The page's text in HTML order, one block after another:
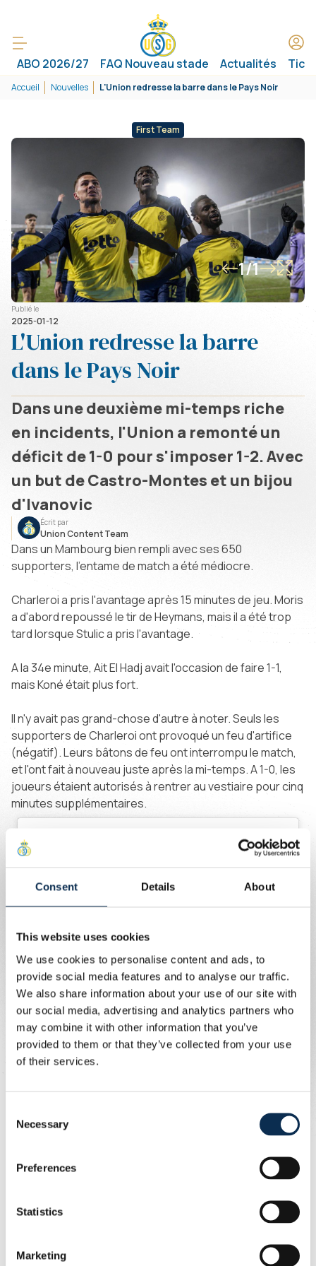
Consent Details About
This website uses cookies
We use cookies to personalise content and ads, to
provide social media features and to analyse our traffic.
We also share information about your use of our site with
our social media, advertising and analytics partners who
may combine it with other information that you’ve
provided to them or that they’ve collected from your use
of their services.
Selection
Necessary
Preferences
Statistics
Marketing
ABO 2026/27 FAQ Nouveau stade Actualités
Accueil Nouvelles L'Union redresse la barre dans le Pays Noir
First Team
1/1
Publié le
2025-01-12
L'Union redresse la barre
dans le Pays Noir
Dans une deuxième mi-temps riche
en incidents, l'Union a remonté un
déficit de 1-0 pour s'imposer 1-2. Avec
un but de Castro-Montes et un bijou
d'Ivanovic
Écrit par
Union Content Team
Dans un Mambourg bien rempli avec ses 650
supporters, l'entame de match a été médiocre.
Charleroi a pris l'avantage après 15 minutes de jeu. Moris
a d'abord repoussé le tir de Heymans, mais il a été trop
tard lorsque Stulic a pris l'avantage.
A la 34e minute, Ait El Hadj avait l'occasion de faire 1-1,
mais Koné était plus fort.
Il n'y avait pas grand-chose d'autre à noter. Seuls les
supporters de Charleroi ont provoqué un feu d'artifice
(négatif). Leurs bâtons de feu ont interrompu le match,
et l'ont fait à nouveau juste après la mi-temps. A 1-0, les
joueurs étaient autorisés à rentrer au vestiaire pour cinq
minutes supplémentaires.
Dit bericht op Instagram bekijken
Een bericht gedeeld door Royale Union Saint-Gilloise (@rusg.brussels)
vanovic et Sykes sont les premiers à se mettre en
évidence. La tête de l'Anglais passe de peu au-dessus.
David gâchait ensuite une énorme occasion, mais sur le